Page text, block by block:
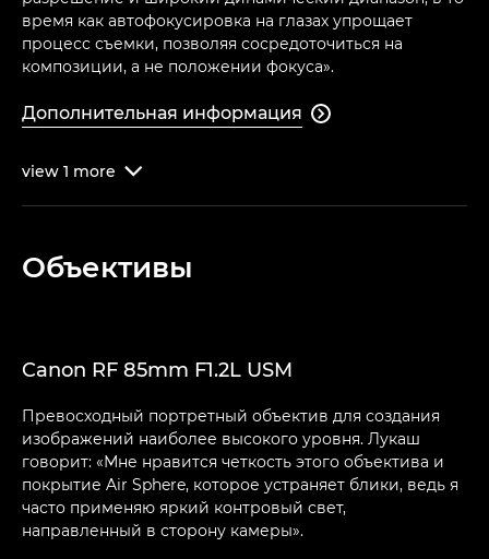
время как автофокусировка на глазах упрощает
процесс съемки, позволяя сосредоточиться на
композиции, а не положении фокуса».
Дополнительная информация 
view 1 more 
Объективы
Canon RF 85mm F1.2L USM
Превосходный портретный объектив для создания
изображений наиболее высокого уровня. Лукаш
говорит: «Мне нравится четкость этого объектива и
покрытие Air Sphere, которое устраняет блики, ведь я
часто применяю яркий контровый свет,
направленный в сторону камеры».